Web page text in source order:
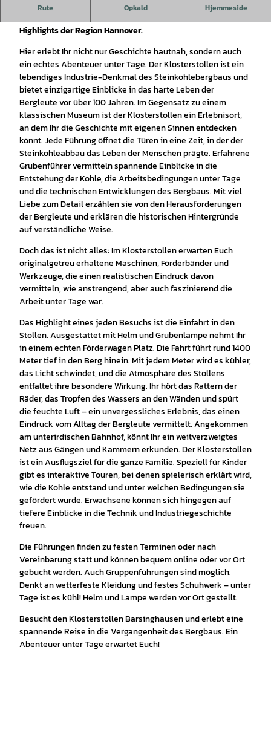
Rute Opkald Hjemmeside
Taucht ein in die faszinierende Welt des Klosterstollens
Highlights der Region Hannover.
Hier erlebt Ihr nicht nur Geschichte hautnah, sondern auch
ein echtes Abenteuer unter Tage. Der Klosterstollen ist ein
lebendiges Industrie-Denkmal des Steinkohlebergbaus und
bietet einzigartige Einblicke in das harte Leben der
Bergleute vor über 100 Jahren. Im Gegensatz zu einem
klassischen Museum ist der Klosterstollen ein Erlebnisort,
an dem Ihr die Geschichte mit eigenen Sinnen entdecken
könnt. Jede Führung öffnet die Türen in eine Zeit, in der der
Steinkohleabbau das Leben der Menschen prägte. Erfahrene
Grubenführer vermitteln spannende Einblicke in die
Entstehung der Kohle, die Arbeitsbedingungen unter Tage
und die technischen Entwicklungen des Bergbaus. Mit viel
Liebe zum Detail erzählen sie von den Herausforderungen
der Bergleute und erklären die historischen Hintergründe
auf verständliche Weise.
Doch das ist nicht alles: Im Klosterstollen erwarten Euch
originalgetreu erhaltene Maschinen, Förderbänder und
Werkzeuge, die einen realistischen Eindruck davon
vermitteln, wie anstrengend, aber auch faszinierend die
Arbeit unter Tage war.
Das Highlight eines jeden Besuchs ist die Einfahrt in den
Stollen. Ausgestattet mit Helm und Grubenlampe nehmt Ihr
in einem echten Förderwagen Platz. Die Fahrt führt rund 1400
Meter tief in den Berg hinein. Mit jedem Meter wird es kühler,
das Licht schwindet, und die Atmosphäre des Stollens
entfaltet ihre besondere Wirkung. Ihr hört das Rattern der
Räder, das Tropfen des Wassers an den Wänden und spürt
die feuchte Luft – ein unvergessliches Erlebnis, das einen
Eindruck vom Alltag der Bergleute vermittelt. Angekommen
am unterirdischen Bahnhof, könnt Ihr ein weitverzweigtes
Netz aus Gängen und Kammern erkunden. Der Klosterstollen
ist ein Ausflugsziel für die ganze Familie. Speziell für Kinder
gibt es interaktive Touren, bei denen spielerisch erklärt wird,
wie die Kohle entstand und unter welchen Bedingungen sie
gefördert wurde. Erwachsene können sich hingegen auf
tiefere Einblicke in die Technik und Industriegeschichte
freuen.
Die Führungen finden zu festen Terminen oder nach
Vereinbarung statt und können bequem online oder vor Ort
gebucht werden. Auch Gruppenführungen sind möglich.
Denkt an wetterfeste Kleidung und festes Schuhwerk – unter
Tage ist es kühl! Helm und Lampe werden vor Ort gestellt.
Besucht den Klosterstollen Barsinghausen und erlebt eine
spannende Reise in die Vergangenheit des Bergbaus. Ein
Abenteuer unter Tage erwartet Euch!